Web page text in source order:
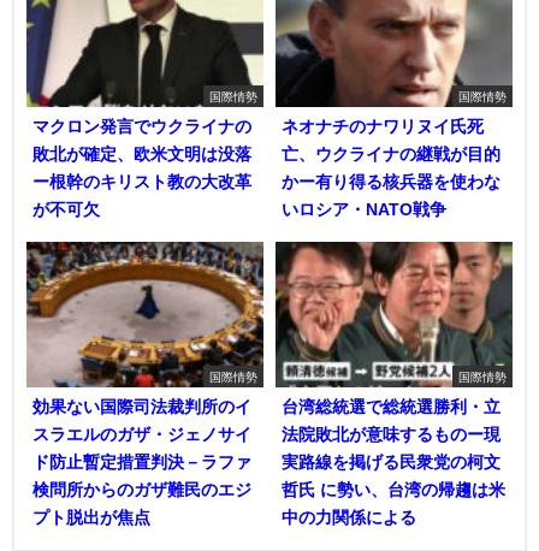
国際情勢
マクロン発言でウクライナの
敗北が確定、欧米文明は没落
ー根幹のキリスト教の大改革
が不可欠
国際情勢
ネオナチのナワリヌイ氏死
亡、ウクライナの継戦が目的
かー有り得る核兵器を使わな
いロシア・NATO戦争
国際情勢
効果ない国際司法裁判所のイ
スラエルのガザ・ジェノサイ
ド防止暫定措置判決－ラファ
検問所からのガザ難民のエジ
プト脱出が焦点
国際情勢
台湾総統選で総統選勝利・立
法院敗北が意味するものー現
実路線を掲げる民衆党の柯文
哲氏 に勢い、台湾の帰趨は米
中の力関係による